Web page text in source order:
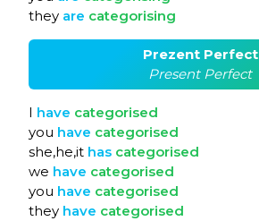
they are categorising
Prezent Perfect
Present Perfect
I have categorised
you have categorised
she,he,it has categorised
we have categorised
you have categorised
they have categorised